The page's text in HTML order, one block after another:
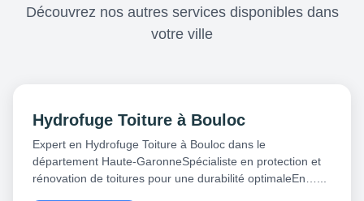
Découvrez nos autres services disponibles dans
votre ville
Hydrofuge Toiture à Bouloc
Expert en Hydrofuge Toiture à Bouloc dans le
département Haute-GaronneSpécialiste en protection et
rénovation de toitures pour une durabilité optimaleEn…...